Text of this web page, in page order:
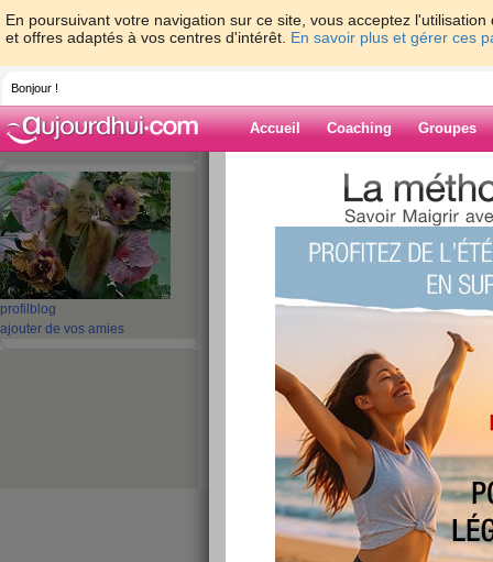
En poursuivant votre navigation sur ce site, vous acceptez
et offres adaptés à vos centres d'intérêt. En savoir plus et gérer ces
Bonjour !
Accueil Coaching Groupes
profil blog
ajouter de vos amies
>
Blog de
21 - 30 »
‹ Préc. 1 2 3 4 5
ben non !!!
publié le 03/09/2010 à 20:48
c'est bien "un crabe"